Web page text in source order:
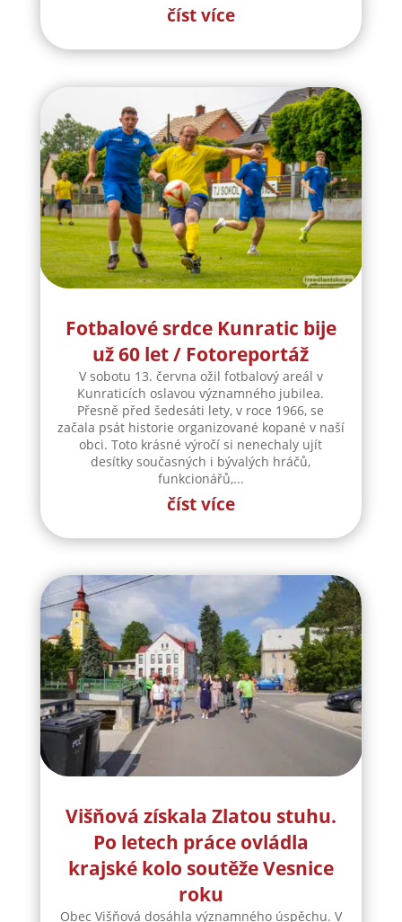
číst více
Fotbalové srdce Kunratic bije
už 60 let / Fotoreportáž
V sobotu 13. června ožil fotbalový areál v
Kunraticích oslavou významného jubilea.
Přesně před šedesáti lety, v roce 1966, se
začala psát historie organizované kopané v naší
obci. Toto krásné výročí si nenechaly ujít
desítky současných i bývalých hráčů,
funkcionářů,...
číst více
Višňová získala Zlatou stuhu.
Po letech práce ovládla
krajské kolo soutěže Vesnice
roku
Obec Višňová dosáhla významného úspěchu. V